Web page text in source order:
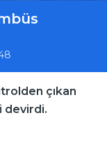
çıkan
devirdi.